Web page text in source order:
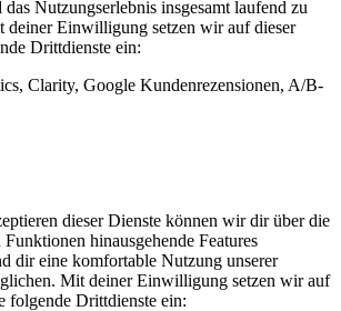
Nutzungserlebnis insgesamt laufend zu
deiner Einwilligung setzen wir auf dieser
Drittdienste ein:
Clarity, Google Kundenrezensionen, A/B-
dieser Dienste können wir dir über die
Funktionen hinausgehende Features
dir eine komfortable Nutzung unserer
Mit deiner Einwilligung setzen wir auf
folgende Drittdienste ein: